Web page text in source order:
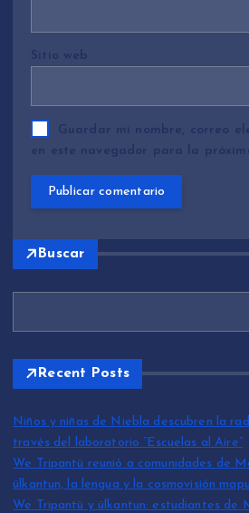
Sitio web
Guardar mi nombre, correo
en este navegador para la
Buscar
Recent Posts
Niños y niñas de Niebla descubren la
través del laboratorio “Escuelas al Aire”
We Tripantü reunió a comunidades de
ülkantun, la lengua y la cosmovisión
We Tripantü y ülkantun: estudiantes de